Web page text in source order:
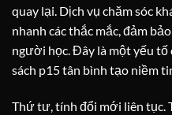
quay lại. Dịch vụ chăm sóc
nhanh các thắc mắc, đảm
người học. Đây là một yếu tố
sách p15 tân bình tạo niềm
Thứ tư, tính đổi mới liên